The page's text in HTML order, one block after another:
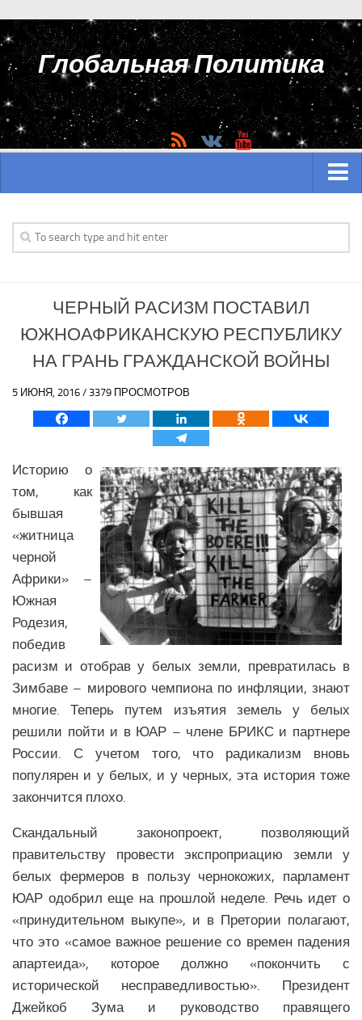
Глобальная Политика
АЗИЯ
История Азии
Вооружение Азии
Политика Азии
Религия Азии
Экономика Азии
Наука Азии
Образование Азии
Общество Азии
Климат Азии
БЛИЖНИЙ ВОСТОК
Анализ событий на Ближнем Востоке
Вооружение Ближнего Востока
История Ближнего Востока
Политика Ближнего Востока
Религия Ближнего Востока
Экономика Ближнего Востока
Медицина Ближнего Востока
Образование Ближнего Востока
Наука Ближнего Востока
Общество Ближнего Востока
ЕВРОПЕЙСКИЙ СОЮЗ
Аналитика Еврозоны
Вооружение Еврозоны
История развития Европейского Союза
ЧЕРНЫЙ РАСИЗМ ПОСТАВИЛ
ЮЖНОАФРИКАНСКУЮ РЕСПУБЛИКУ
НА ГРАНЬ ГРАЖДАНСКОЙ ВОЙНЫ
5 ИЮНЯ, 2016 / 3379 ПРОСМОТРОВ
Историю о
том, как
бывшая
«житница
черной
Африки» –
Южная
Родезия,
победив
расизм и отобрав у белых земли, превратилась в
Зимбаве – мирового чемпиона по инфляции, знают
многие. Теперь путем изъятия земель у белых
решили пойти и в ЮАР – члене БРИКС и партнере
России. С учетом того, что радикализм вновь
популярен и у белых, и у черных, эта история тоже
закончится плохо.
Скандальный законопроект, позволяющий
правительству провести экспроприацию земли у
белых фермеров в пользу чернокожих, парламент
ЮАР одобрил еще на прошлой неделе. Речь идет о
«принудительном выкупе», и в Претории полагают,
что это «самое важное решение со времен падения
апартеида», которое должно «покончить с
исторической несправедливостью». Президент
Джейкоб Зума и руководство правящего